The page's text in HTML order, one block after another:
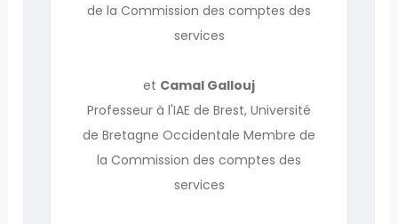
de la Commission des comptes des
services
et Camal Gallouj
Professeur à l'IAE de Brest, Université
de Bretagne Occidentale Membre de
la Commission des comptes des
services